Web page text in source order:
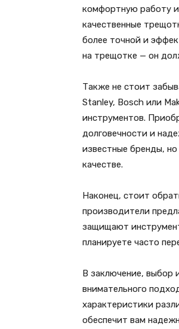
комфортную работу
качественные
более точной и
на трещотке — он
Также не стоит
Stanley, Bosch или
инструментов.
долговечности и
известные бренды,
качестве.
Наконец, стоит
производители
защищают
планируете часто
В заключение, выбор
внимательного
характеристики
обеспечит вам